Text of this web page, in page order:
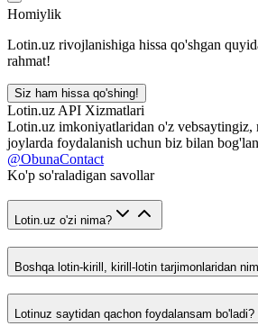
Homiylik
Lotin.uz rivojlanishiga hissa qo'shgan
rahmat!
Siz ham hissa qo'shing!
Lotin.uz API Xizmatlari
Lotin.uz imkoniyatlaridan o'z vebsaytingiz,
joylarda foydalanish uchun biz bilan
@ObunaContact
Ko'p so'raladigan savollar
Lotin.uz o'zi nima?
Boshqa lotin-kirill, kirill-lotin tarjimonlaridan
Lotinuz saytidan qachon foydalansam bo'ladi?